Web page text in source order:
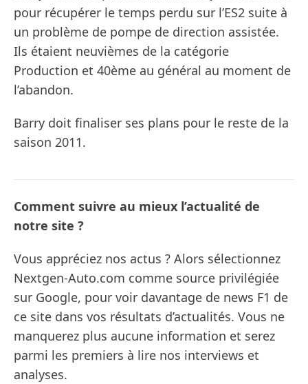
pour récupérer le temps perdu sur l’ES2 suite à
un problème de pompe de direction assistée.
Ils étaient neuvièmes de la catégorie
Production et 40ème au général au moment de
l’abandon.
Barry doit finaliser ses plans pour le reste de la
saison 2011.
Comment suivre au mieux l’actualité de
notre site ?
Vous appréciez nos actus ? Alors sélectionnez
Nextgen-Auto.com comme source privilégiée
sur Google, pour voir davantage de news F1 de
ce site dans vos résultats d’actualités. Vous ne
manquerez plus aucune information et serez
parmi les premiers à lire nos interviews et
analyses.